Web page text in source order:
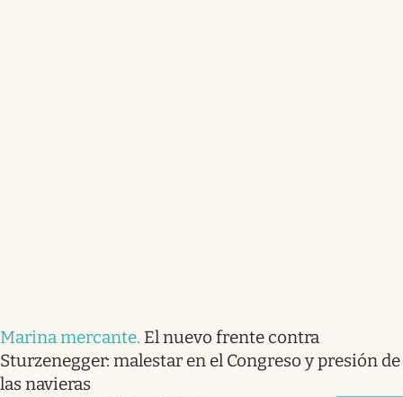
Marina mercante. El nuevo frente contra
Sturzenegger: malestar en el Congreso y presión de
las navieras